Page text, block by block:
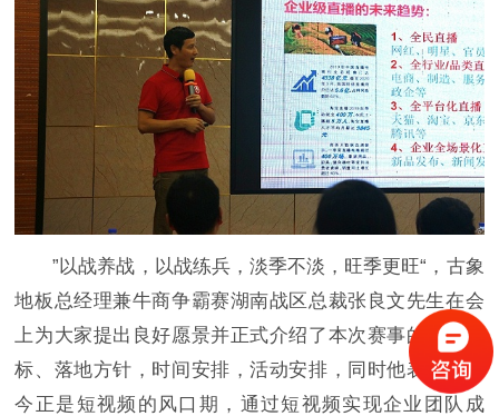
”以战养战，以战练兵，淡季不淡，旺季更旺“，古象
地板总经理兼牛商争霸赛湖南战区总裁张良文先生在会
上为大家提出良好愿景并正式介绍了本次赛事的争霸目
标、落地方针，时间安排，活动安排，同时他表示，如
今正是短视频的风口期，通过短视频实现企业团队成